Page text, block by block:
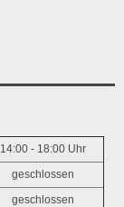
14:00 - 18:00 Uhr
geschlossen
geschlossen